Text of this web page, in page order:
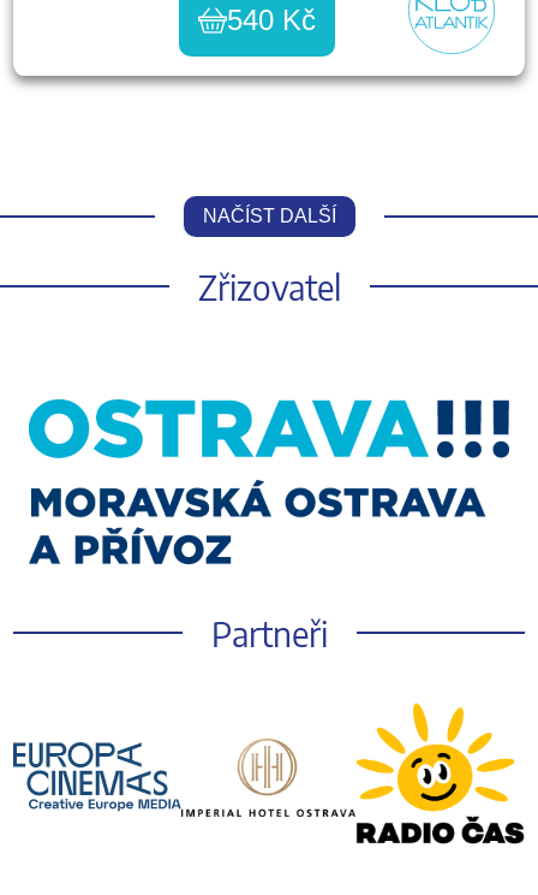
540 Kč
NAČÍST DALŠÍ
Zřizovatel
Partneři